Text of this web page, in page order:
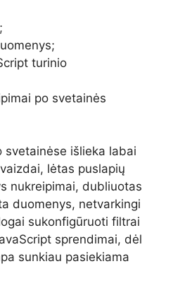
turinio
po svetainės
svetainėse išlieka labai
lėtas puslapių
nukreipimai, dubliuotas
duomenys, netvarkingi
sukonfigūruoti filtrai
sprendimai, dėl
sunkiau pasiekiama